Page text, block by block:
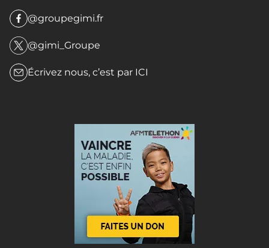
@groupegimi.fr
@gimi_Groupe
Écrivez nous, c’est par ICI